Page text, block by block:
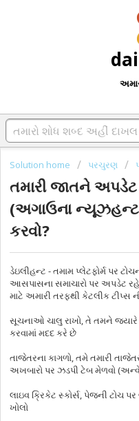
Solution home પરચુરણ
તમારી જાતને અપડેટ
(અગાઉના
કરવો?
ડેઇલીહન્ટ - તમામ પ્લેટફોર્મ પર
આસપાસના સમાચારો પર અપડેટ
માટે અમારી તરફથી કેટલીક ટીપ્સ
સૂચનાઓ ચાલુ રાખો, તે તમને
કરવામાં મદદ કરે છે
તાજેતરના કાગળો, તમે તમારી
અખબારો પર ઝડપી ટેબ મેળવો
લાઇવ ક્રિકેટ સ્કોર્સ, પેજની ટોચ
ખોલો